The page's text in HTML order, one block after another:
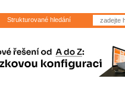
Strukturované hledání